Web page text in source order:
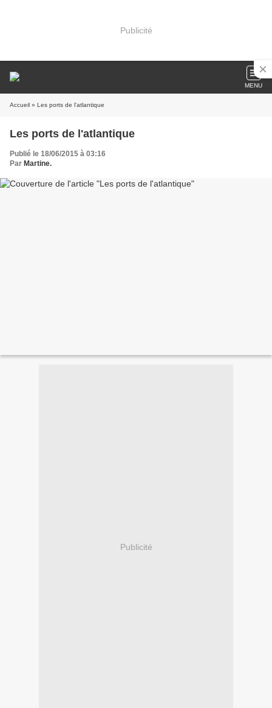
Publicité
MENU
Accueil » Les ports de l'atlantique
Les ports de l'atlantique
Publié le 18/06/2015 à 03:16
Par Martine.
Publicité